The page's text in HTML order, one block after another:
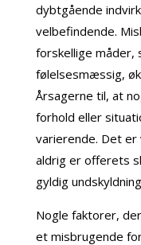
dybtgående
velbefindende.
forskellige måder,
følelsesmæssig,
Årsagerne til, at
forhold eller
varierende. Det
aldrig er offerets
gyldig
Nogle faktorer,
et misbrugende